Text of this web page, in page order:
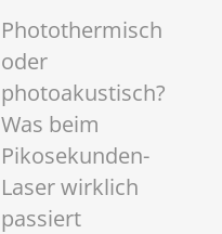
Photothermisch
oder
photoakustisch?
Was beim
Pikosekunden-
Laser wirklich
passiert